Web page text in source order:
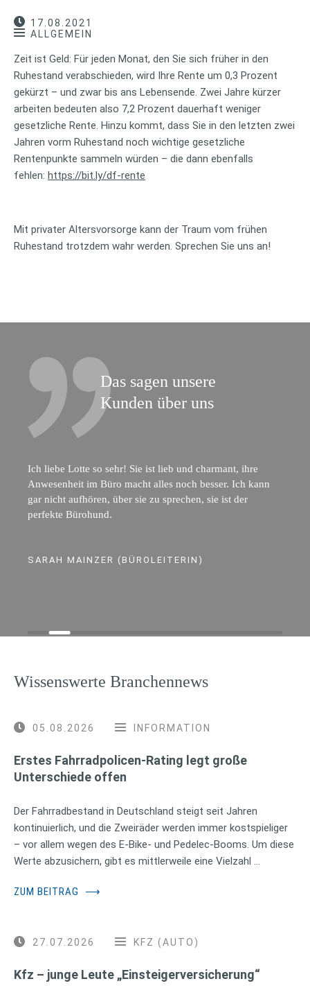
17.08.2021
ALLGEMEIN
Zeit ist Geld: Für jeden Monat, den Sie sich früher in den
Ruhestand verabschieden, wird Ihre Rente um 0,3 Prozent
gekürzt – und zwar bis ans Lebensende. Zwei Jahre kürzer
arbeiten bedeuten also 7,2 Prozent dauerhaft weniger
gesetzliche Rente. Hinzu kommt, dass Sie in den letzten zwei
Jahren vorm Ruhestand noch wichtige gesetzliche
Rentenpunkte sammeln würden – die dann ebenfalls
fehlen: https://bit.ly/df-rente
Mit privater Altersvorsorge kann der Traum vom frühen
Ruhestand trotzdem wahr werden. Sprechen Sie uns an!
Das sagen unsere
Kunden über uns
Ich liebe Lotte so sehr! Sie ist lieb und charmant, ihre
Anwesenheit im Büro macht alles noch besser. Ich kann
gar nicht aufhören, über sie zu sprechen, sie ist der
perfekte Bürohund.
SARAH MAINZER (BÜROLEITERIN)
Wissenswerte Branchennews
05.08.2026 INFORMATION
Erstes Fahrradpolicen-Rating legt große
Unterschiede offen
Der Fahrradbestand in Deutschland steigt seit Jahren
kontinuierlich, und die Zweiräder werden immer kostspieliger
– vor allem wegen des E-Bike- und Pedelec-Booms. Um diese
Werte abzusichern, gibt es mittlerweile eine Vielzahl …
ZUM BEITRAG ⟶
27.07.2026 KFZ (AUTO)
Kfz – junge Leute „Einsteigerversicherung“